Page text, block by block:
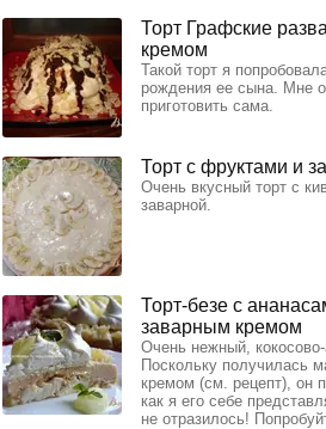
Торт Графские
кремом
Такой торт я
рождения ее сына. Мне
приготовить сама.
Торт с фруктами и
Очень вкусный торт с
заварной.
Торт-безе с
заварным кремом
Очень нежный, кокосово-
Поскольку получилась
кремом (см. рецепт), он
как я его себе
не отразилось!